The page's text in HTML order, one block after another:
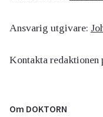
Ansvarig utgivare:
Kontakta redaktionen
Om DOKTORN